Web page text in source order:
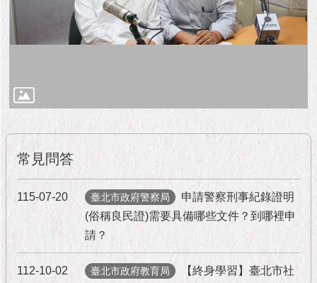
政
府
網
站
開
放
告
權
全
常見問答
115-07-20 臺北市政府警察局
申請警察刑事紀錄證明
(俗稱良民證)需要具備哪些文件？到哪裡申
請？
112-10-02 臺北市政府教育局
【終身學習】臺北市社